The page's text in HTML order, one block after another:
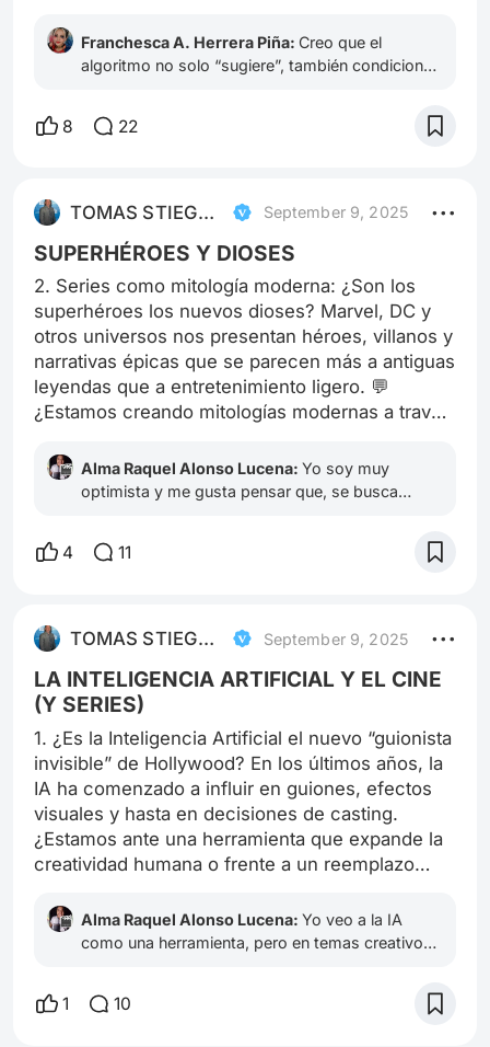
cuenta? ¿Qué impacto tiene esto en la forma en
que entendemos el cine, las series y la cultura
Franchesca A. Herrera Piña: Creo que el
algoritmo no solo “sugiere”, también condiciona.
cómo entendemos el cine. Lo curioso es que, a
está en si dejamos que la máquina nos lleve de la
mano o si aprendemos a usarla como
herramienta, sin entregarle todo el control.
8 22
TOMAS STIEGWARDT September 9, 2025
SUPERHÉROES Y DIOSES
2. Series como mitología moderna: ¿Son los
superhéroes los nuevos dioses? Marvel, DC y
otros universos nos presentan héroes, villanos y
narrativas épicas que se parecen más a antiguas
leyendas que a entretenimiento ligero. 💬
¿Estamos creando mitologías modernas a través
implicaciones culturales y filosóficas tiene esto?
Alma Raquel Alonso Lucena:Yo soy muy
optimista y me gusta pensar que, se busca
veo mal el objetivo, y más ahora que, hay temas
de inclusión.
4 11
TOMAS STIEGWARDT September 9, 2025
LA INTELIGENCIA ARTIFICIAL Y EL CINE
(Y SERIES)
1. ¿Es la Inteligencia Artificial el nuevo “guionista
invisible” de Hollywood? En los últimos años, la
IA ha comenzado a influir en guiones, efectos
visuales y hasta en decisiones de casting.
¿Estamos ante una herramienta que expande la
creatividad humana o frente a un reemplazo
sobre la ética y el futuro creativo de la industria
cinematográfica con estas tecnologías?
Alma Raquel Alonso Lucena:Yo veo a la IA
como una herramienta, pero en temas creativos
va a reemplazar la inteligencia y calidez humana.
Jamás una IA podrá comprender la esencia de
1 10